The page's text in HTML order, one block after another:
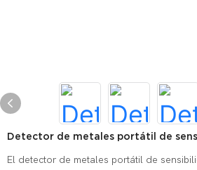
Detector de metales portátil de
El detector de metales portátil de